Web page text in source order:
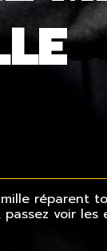
réparent
voir les